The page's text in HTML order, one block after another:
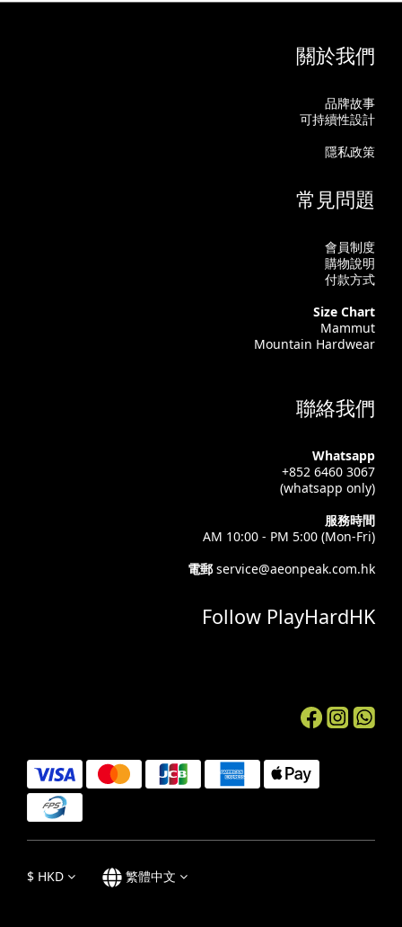
關於我們
品牌故事
可持續性設計
隱私政策
常見問題
會員制度
購物說明
付款方式
Size Chart
Mammut
Mountain Hardwear
聯絡我們
Whatsapp
+852 6460 3067
(whatsapp only)
服務時間
AM 10:00 - PM 5:00 (Mon-Fri)
電郵 service@aeonpeak.com.hk
Follow PlayHardHK
$ HKD 繁體中文